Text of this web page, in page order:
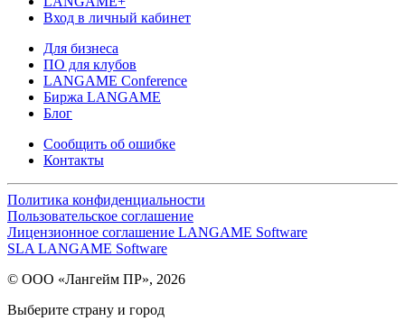
Вход в личный кабинет
Для бизнеса
ПО для клубов
LANGAME Conference
Биржа LANGAME
Блог
Сообщить об ошибке
Контакты
Политика конфиденциальности
Пользовательское соглашение
Лицензионное соглашение LANGAME Software
SLA LANGAME Software
© ООО «Лангейм ПР», 2026
Выберите страну и город